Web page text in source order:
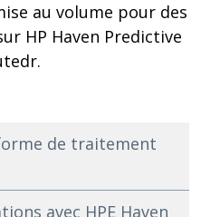
au volume pour des
HP Haven Predictive
de traitement
avec HPE Haven